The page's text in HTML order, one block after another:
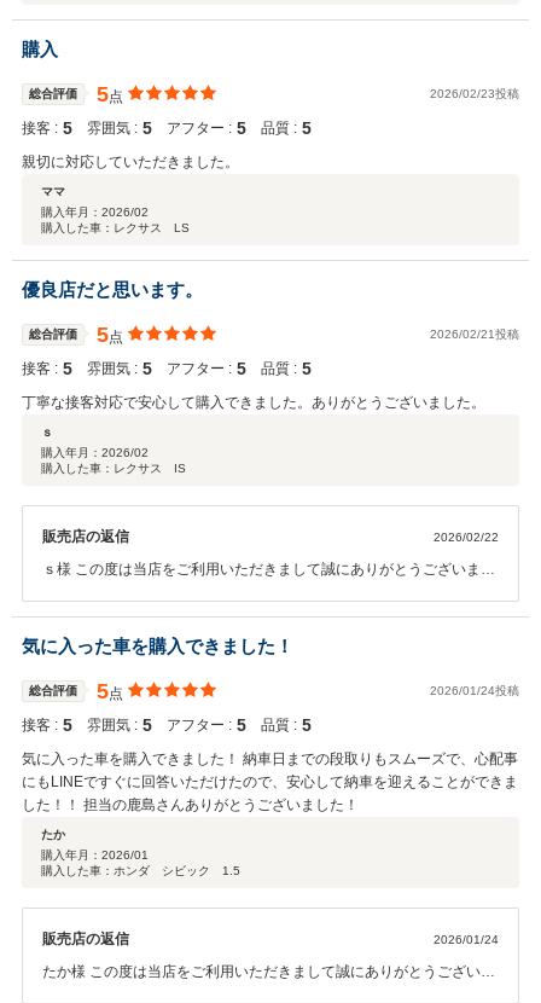
購入
総合評価 5点 2026/02/23投稿
接客 : 5 雰囲気 : 5 アフター : 5 品質 : 5
親切に対応していただきました。
ママ
購入年月： 2026/02
購入した車：レクサス LS
優良店だと思います。
総合評価 5点 2026/02/21投稿
接客 : 5 雰囲気 : 5 アフター : 5 品質 : 5
丁寧な接客対応で安心して購入できました。ありがとうございました。
ｓ
購入年月： 2026/02
購入した車：レクサス IS
販売店の返信 2026/02/22
ｓ様 この度は当店をご利用いただきまして誠にありがとうございまし
気に入った車を購入できました！
総合評価 5点 2026/01/24投稿
接客 : 5 雰囲気 : 5 アフター : 5 品質 : 5
気に入った車を購入できました！ 納車日までの段取りもスムーズで、心配事
にもLINEですぐに回答いただけたので、安心して納車を迎えることができま
した！！ 担当の鹿島さんありがとうございました！
たか
購入年月： 2026/01
購入した車：ホンダ シビック 1.5
販売店の返信 2026/01/24
たか様 この度は当店をご利用いただきまして誠にありがとうございま